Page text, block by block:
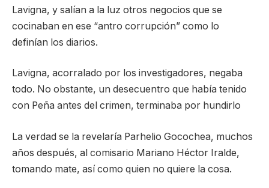
Lavigna, y salían a la luz otros negocios que se
cocinaban en ese “antro corrupción” como lo
definían los diarios.
Lavigna, acorralado por los investigadores, negaba
todo. No obstante, un desecuentro que había tenido
con Peña antes del crimen, terminaba por hundirlo
La verdad se la revelaría Parhelio Gocochea, muchos
años después, al comisario Mariano Héctor Iralde,
tomando mate, así como quien no quiere la cosa.